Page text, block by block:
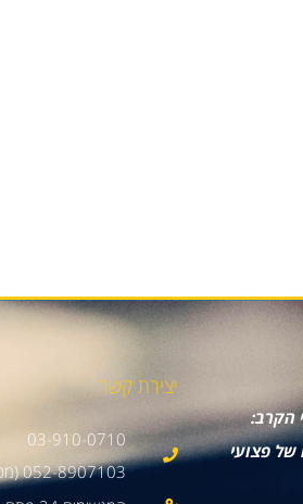
הקרב:
פצועי
יצירת קשר
03-910-0710
052-8907103 (מכירות)